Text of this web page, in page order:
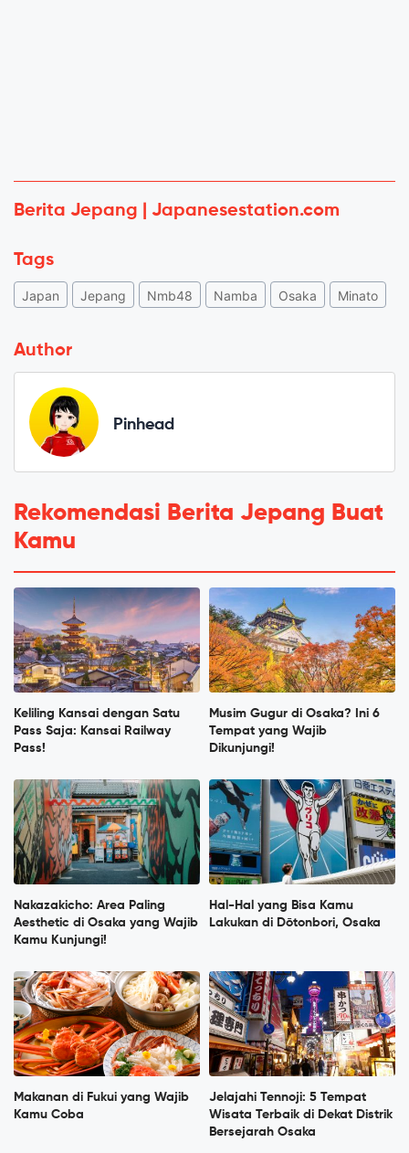
Berita Jepang | Japanesestation.com
Tags
Japan Jepang Nmb48 Namba Osaka Minato
Author
Pinhead
Rekomendasi Berita Jepang Buat
Kamu
Keliling Kansai dengan Satu
Pass Saja: Kansai Railway
Pass!
Musim Gugur di Osaka? Ini 6
Tempat yang Wajib
Dikunjungi!
Nakazakicho: Area Paling
Aesthetic di Osaka yang Wajib
Kamu Kunjungi!
Hal-Hal yang Bisa Kamu
Lakukan di Dōtonbori, Osaka
Makanan di Fukui yang Wajib
Kamu Coba
Jelajahi Tennoji: 5 Tempat
Wisata Terbaik di Dekat Distrik
Bersejarah Osaka